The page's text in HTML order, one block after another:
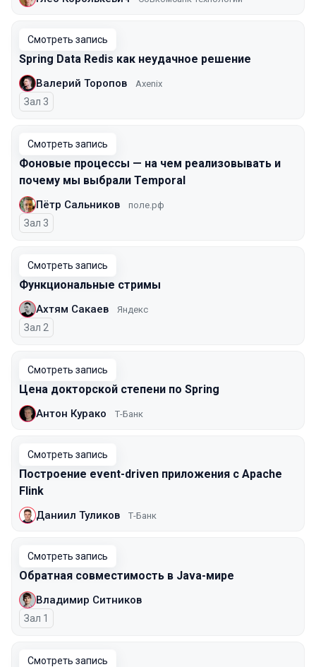
Смотреть запись
Spring Data Redis как неудачное решение
Валерий Торопов Axenix
Зал 3
Смотреть запись
Фоновые процессы — на чем реализовывать и
почему мы выбрали Temporal
Пётр Сальников поле.рф
Зал 3
Смотреть запись
Функциональные стримы
Ахтям Сакаев Яндекс
Зал 2
Смотреть запись
Цена докторской степени по Spring
Антон Курако Т-Банк
Смотреть запись
Построение event-driven приложения с Apache
Flink
Даниил Туликов Т-Банк
Смотреть запись
Обратная совместимость в Java-мире
Владимир Ситников
Зал 1
Смотреть запись